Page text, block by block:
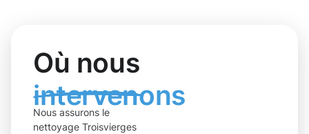
Où nous
intervenons
Nous assurons le
nettoyage Troisvierges